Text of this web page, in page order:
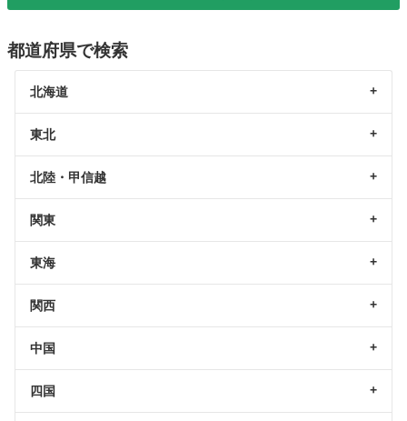
都道府県で検索
北海道
東北
北陸・甲信越
関東
東海
関西
中国
四国